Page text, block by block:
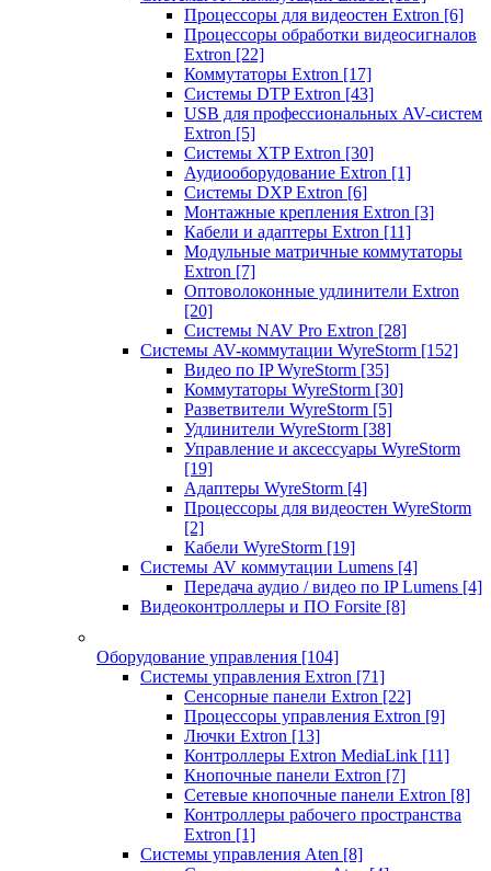
Процессоры для видеостен Extron [6]
Процессоры обработки видеосигналов
Extron [22]
Коммутаторы Extron [17]
Системы DTP Extron [43]
USB для профессиональных AV-систем
Extron [5]
Системы XTP Extron [30]
Аудиооборудование Extron [1]
Системы DXP Extron [6]
Монтажные крепления Extron [3]
Кабели и адаптеры Extron [11]
Модульные матричные коммутаторы
Extron [7]
Оптоволоконные удлинители Extron
[20]
Системы NAV Pro Extron [28]
Системы AV-коммутации WyreStorm [152]
Видео по IP WyreStorm [35]
Коммутаторы WyreStorm [30]
Разветвители WyreStorm [5]
Удлинители WyreStorm [38]
Управление и аксессуары WyreStorm
[19]
Адаптеры WyreStorm [4]
Процессоры для видеостен WyreStorm
[2]
Кабели WyreStorm [19]
Системы AV коммутации Lumens [4]
Передача аудио / видео по IP Lumens [4]
Видеоконтроллеры и ПО Forsite [8]
Оборудование управления [104]
Системы управления Extron [71]
Сенсорные панели Extron [22]
Процессоры управления Extron [9]
Лючки Extron [13]
Контроллеры Extron MediaLink [11]
Кнопочные панели Extron [7]
Сетевые кнопочные панели Extron [8]
Контроллеры рабочего пространства
Extron [1]
Системы управления Aten [8]